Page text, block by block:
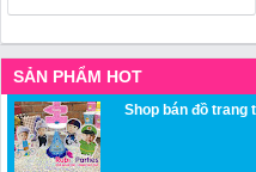
SẢN PHẨM HOT
Shop bán đồ trang